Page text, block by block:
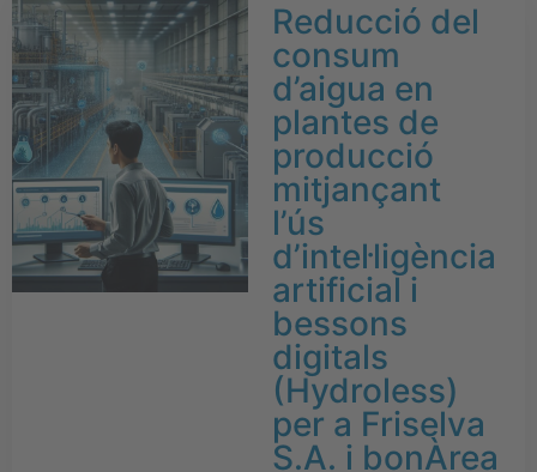
Reducció del
consum
d’aigua en
plantes de
producció
mitjançant
l’ús
d’intel·ligència
artificial i
bessons
digitals
(Hydroless)
per a Friselva
S.A. i bonÀrea